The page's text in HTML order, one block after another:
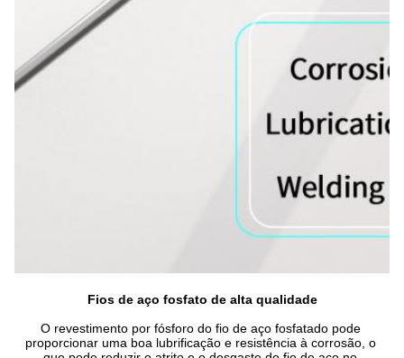
Fios de aço fosfato de alta qualidade
O revestimento por fósforo do fio de aço fosfatado pode
proporcionar uma boa lubrificação e resistência à corrosão, o